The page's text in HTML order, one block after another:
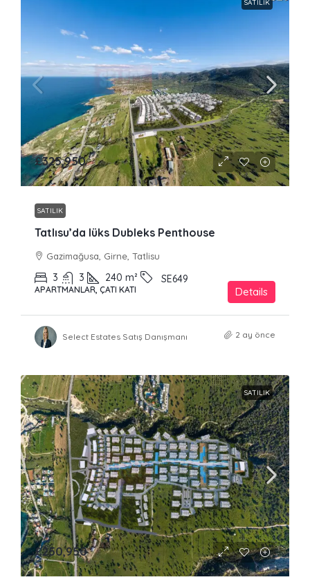
SATILIK
£325,950
SATILIK
Tatlısu’da lüks Dubleks Penthouse
Gazimağusa, Girne, Tatlisu
3 3 240 m² SE649
APARTMANLAR, ÇATI KATI Details
Select Estates Satış Danışmanı 2 ay önce
SATILIK
£250,950